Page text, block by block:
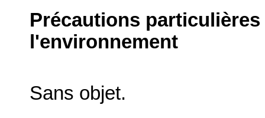
Précautions
l'environnement
Sans objet.